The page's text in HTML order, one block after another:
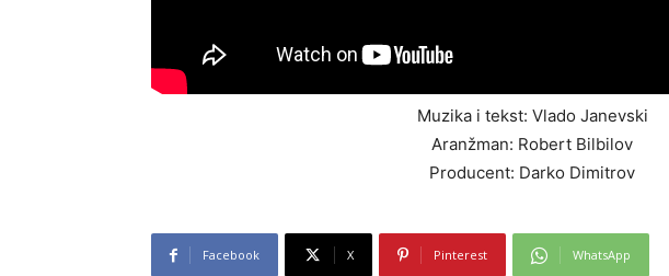
Muzika i tekst: Vlado Janevski
Aranžman: Robert Bilbilov
Producent: Darko Dimitrov
Facebook X Pinterest WhatsApp